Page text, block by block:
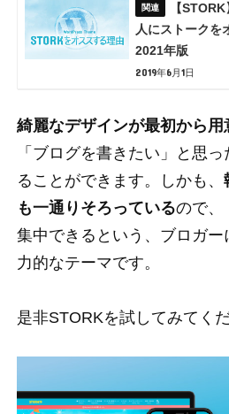
【
人にストークを
2021年版
2019年6月1日
綺麗なデザインが最初から用
「ブログを書きたい」と思
ることができます。しかも、
も一通りそろっているので、
集中できるという、ブロガ
力的なテーマです。
是非STORKを試してみてく